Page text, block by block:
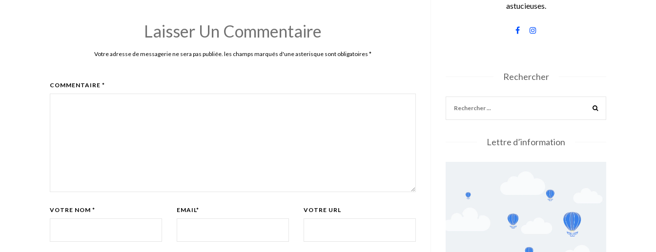
Laisser Un Commentaire
Votre adresse de messagerie ne sera pas publiée. les champs marqués d'une asterisque sont obligatoires *
COMMENTAIRE *
VOTRE NOM * EMAIL* VOTRE URL
astucieuses.
Rechercher
Lettre d’information